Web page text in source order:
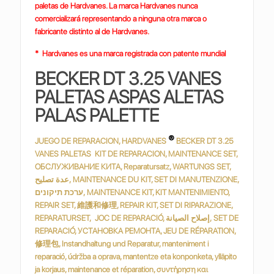
paletas de Hardvanes. La marca Hardvanes nunca
comercializará representando a ninguna otra marca o
fabricante distinto al de Hardvanes.
* Hardvanes es una marca registrada con patente mundial
BECKER DT 3.25 VANES
PALETAS ASPAS ALETAS
PALAS PALETTE
JUEGO DE REPARACION, HARDVANES ® BECKER DT 3.25
VANES PALETAS KIT DE REPARACION, MAINTENANCE SET,
ОБСЛУЖИВАНИЕ КИТА, Reparatursatz, WARTUNGS SET,
عدة تصليح, MAINTENANCE DU KIT, SET DI MANUTENZIONE,
ערכת תיקונים, MAINTENANCE KIT, KIT MANTENIMIENTO,
REPAIR SET, 維護和修理, REPAIR KIT, SET DI RIPARAZIONE,
REPARATURSET, JOC DE REPARACIÓ, إصلاح الصيانة, SET DE
REPARACIÓ, УСТАНОВКА РЕМОНТА, JEU DE RÉPARATION,
修理包, Instandhaltung und Reparatur, manteniment i
reparació, údržba a oprava, mantentze eta konponketa, ylläpito
ja korjaus, maintenance et réparation, συντήρηση και